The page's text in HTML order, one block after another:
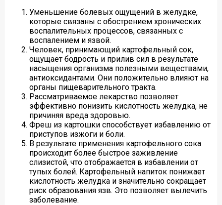
Уменьшение болевых ощущений в желудке,
которые связаны с обострением хронических
воспалительных процессов, связанных с
воспалением и язвой.
Человек, принимающий картофельный сок,
ощущает бодрость и прилив сил в результате
насыщения организма полезными веществами,
антиоксидантами. Они положительно влияют на
органы пищеварительного тракта.
Рассматриваемое лекарство позволяет
эффективно понизить кислотность желудка, не
причиняя вреда здоровью.
Фреш из картошки способствует избавлению от
приступов изжоги и боли.
В результате применения картофельного сока
происходит более быстрое заживление
слизистой, что отображается в избавлении от
тупых болей. Картофельный напиток понижает
кислотность желудка и значительно сокращает
риск образования язв. Это позволяет вылечить
заболевание.